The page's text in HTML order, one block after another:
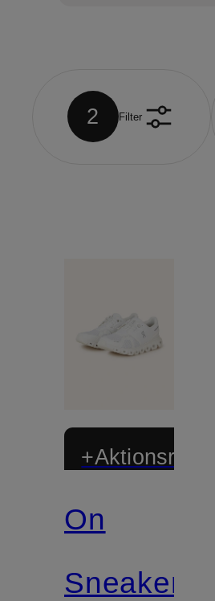
2 Filter
+Aktionsrabatt
On
Sneaker